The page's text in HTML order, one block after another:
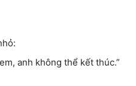
anh không thể kết thúc.”